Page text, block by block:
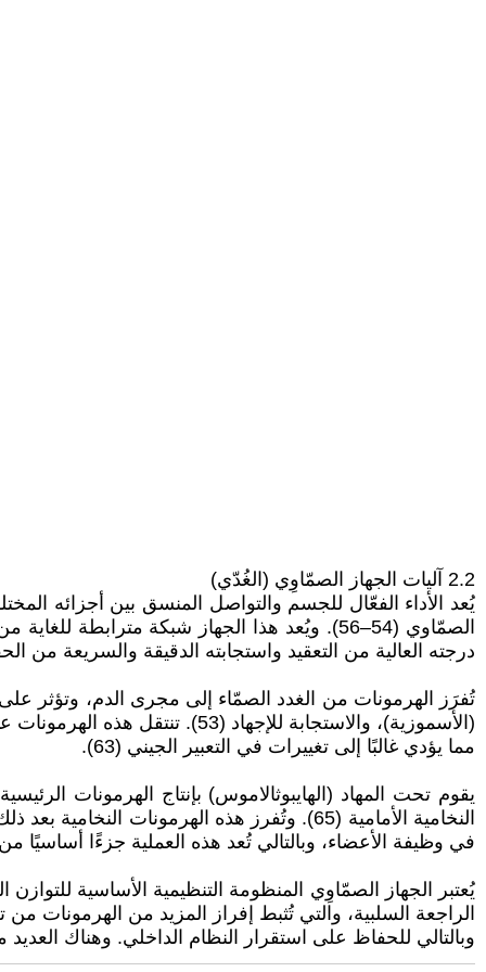
2.2 آليات الجهاز الصمّاوِي (الغُدّي)
درجته العالية من التعقيد واستجابته الدقيقة والسريعة من
تُفرَز الهرمونات من الغدد الصمّاء إلى مجرى الدم، وتؤثر
مما يؤدي غالبًا إلى تغييرات في التعبير الجيني (63).
النخامية الأمامية (65). وتُفرز هذه
في وظيفة الأعضاء، وبالتالي تُعد هذه العملية جزءًا أساسيًا من
وبالتالي للحفاظ على استقرار النظام الداخلي. وهناك العديد من